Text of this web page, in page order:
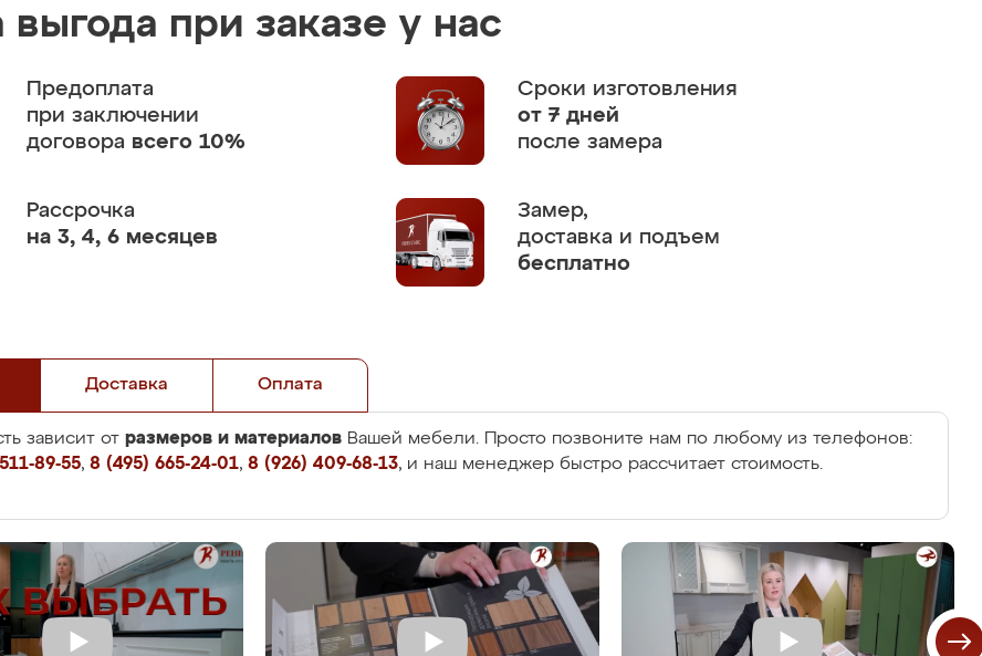
выгода при заказе у нас
Предоплата
при заключении
договора всего 10%
Сроки изготовления
от 7 дней
после замера
Рассрочка
на 3, 4, 6 месяцев
Замер,
доставка и подъем
бесплатно
Доставка Оплата
зависит от размеров и материалов Вашей мебели. Просто позвоните нам по любому из телефонов:
89-55, 8 (495) 665-24-01, 8 (926) 409-68-13, и наш менеджер быстро рассчитает стоимость.